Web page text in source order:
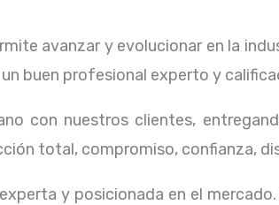
avanzar y evolucionar en la
buen profesional experto y
con nuestros clientes,
total, compromiso, confianza,
y posicionada en el